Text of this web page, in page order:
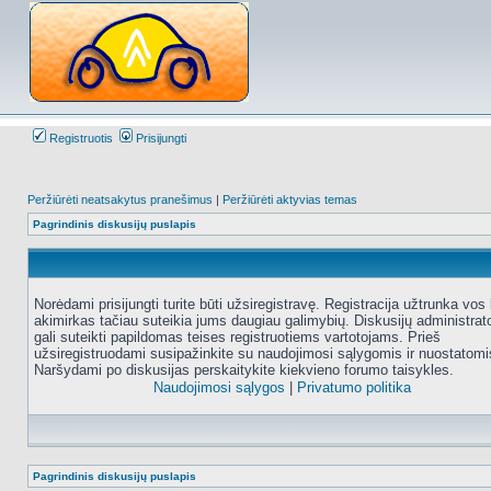
Registruotis Prisijungti
Peržiūrėti neatsakytus pranešimus | Peržiūrėti aktyvias temas
Pagrindinis diskusijų puslapis
Norėdami prisijungti turite būti užsiregistravę. Registracija užtrunka vos
akimirkas tačiau suteikia jums daugiau galimybių. Diskusijų
gali suteikti papildomas teises registruotiems vartotojams. Prieš
užsiregistruodami susipažinkite su naudojimosi sąlygomis ir
Naršydami po diskusijas perskaitykite kiekvieno forumo taisykles.
Naudojimosi sąlygos
Privatumo politika
Pagrindinis diskusijų puslapis